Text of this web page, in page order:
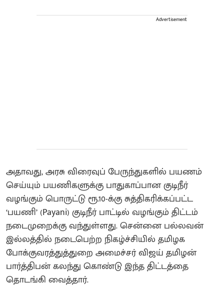
Advertisement
அதாவது, அரசு விரைவுப் பேருந்துகளில் பயணம்
செய்யும் பயணிகளுக்கு பாதுகாப்பான குடிநீர்
வழங்கும் பொருட்டு ரூ.10-க்கு சுத்திகரிக்கப்பட்ட
‘பயணி’ (Payani) குடிநீர் பாட்டில் வழங்கும் திட்டம்
நடைமுறைக்கு வந்துள்ளது. சென்னை பல்லவன்
இல்லத்தில் நடைபெற்ற நிகழ்ச்சியில் தமிழக
போக்குவரத்துத்துறை அமைச்சர் விஜய் தமிழன்
பார்த்திபன் கலந்து கொண்டு இந்த திட்டத்தை
தொடங்கி வைத்தார்.